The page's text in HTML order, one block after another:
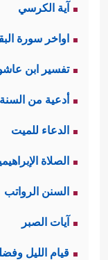
آية الكرسي
اواخر سورة
تفسير ابن
أدعية من السنة
الدعاء للميت
الصلاة
السنن الرواتب
آيات الصبر
قيام الليل